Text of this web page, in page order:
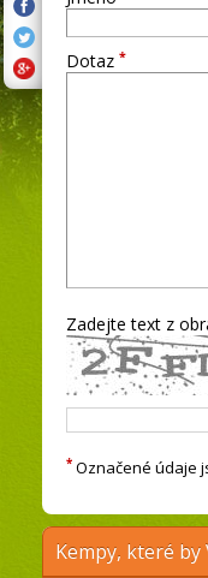
Dotaz *
Zadejte text z
* Označené údaje
Kempy, které